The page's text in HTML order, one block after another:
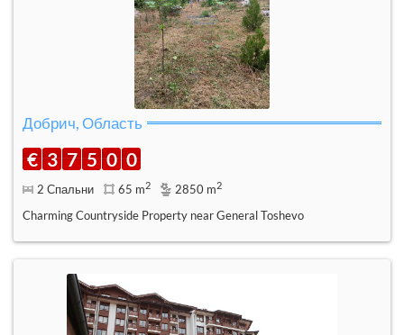
Добрич, Область
€ 3 7 5 0 0
2 Спальни 65 m2 2850 m2
Charming Countryside Property near General Toshevo